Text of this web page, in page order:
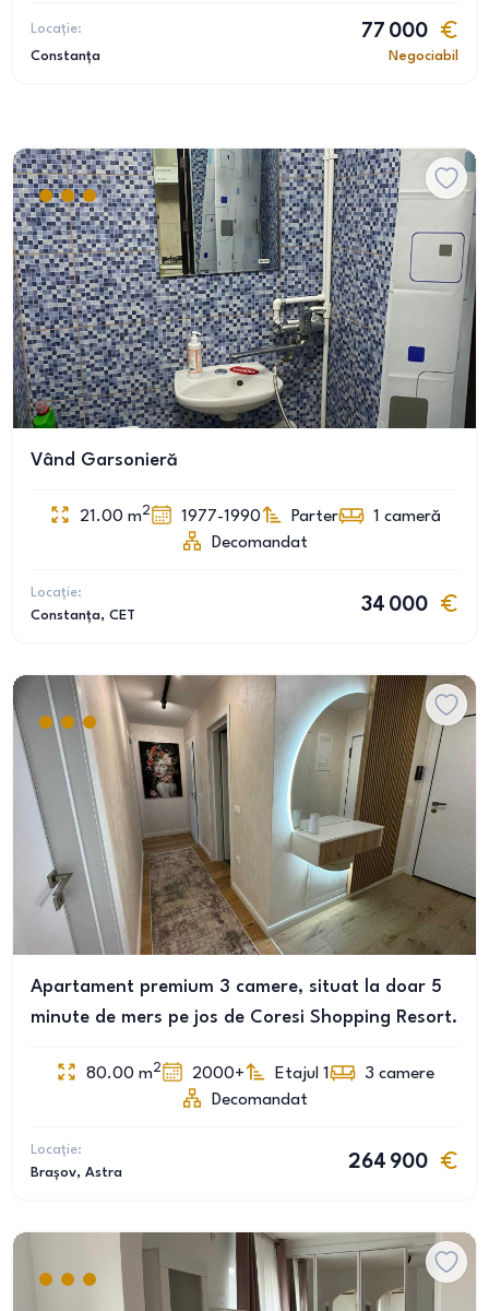
Locație:
Constanța
77 000
Negociabil
Vând Garsonieră
21.00 m2 1977-1990 Parter 1 cameră
Decomandat
Locație:
Constanța, CET
34 000
Apartament premium 3 camere, situat la doar 5
minute de mers pe jos de Coresi Shopping Resort.
80.00 m2 2000+ Etajul 1 3 camere
Decomandat
Locație:
Brașov, Astra
264 900